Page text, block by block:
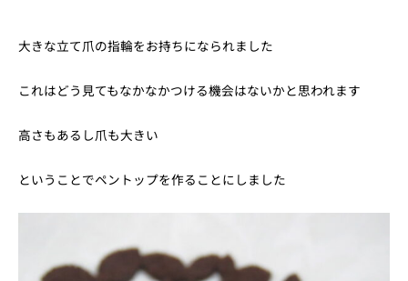
大きな立て爪の指輪をお持ちになられました
これはどう見てもなかなかつける機会はないかと思われます
高さもあるし爪も大きい
ということでペントップを作ることにしました